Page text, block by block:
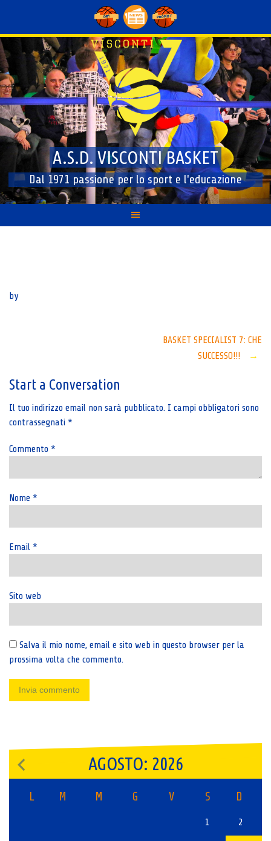
content
A.S.D. VISCONTI BASKET
Dal 1971 passione per lo sport e l'educazione
by
BASKET SPECIALIST 7: CHE
SUCCESSO!!!
→
Start a Conversation
Il tuo indirizzo email non sarà pubblicato. I campi obbligatori sono
contrassegnati *
Commento *
Nome *
Email *
Sito web
Salva il mio nome, email e sito web in questo browser per la
prossima volta che commento.
AGOSTO: 2026
L M M G V S D
1 2